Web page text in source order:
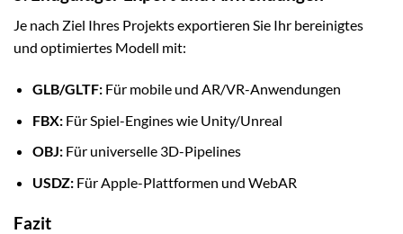
Je nach Ziel Ihres Projekts exportieren Sie Ihr bereinigtes
und optimiertes Modell mit:
GLB/GLTF:Für mobile und AR/VR-Anwendungen
FBX:Für Spiel-Engines wie Unity/Unreal
OBJ:Für universelle 3D-Pipelines
USDZ:Für Apple-Plattformen und WebAR
Fazit